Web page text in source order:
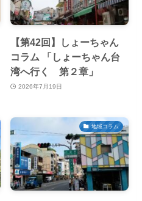
【第42回】しょーちゃん
コラム 「しょーちゃん台
湾へ行く 第２章」
2026年7月19日
地域コラム